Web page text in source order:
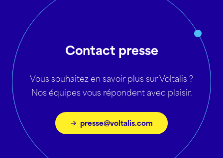
Contact presse
Vous souhaitez en savoir plus sur Voltalis ?
Nos équipes vous répondent avec plaisir.
presse@voltalis.com